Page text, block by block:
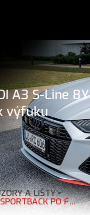
A3 S-Line 8Y
výfuku
A LIŠTY>
MAXTON DESIGN SPOILER ZADNÉHO NÁRAZNÍKA AUDI A3 S-LINE 8Y SPORTBACK PO FL S ČIERNOU IMITÁCIOU KONCOVIEK VÝFUKU